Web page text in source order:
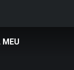
MEU